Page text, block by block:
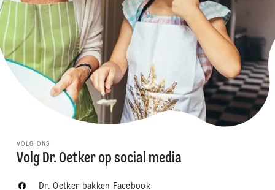
VOLG ONS
Volg Dr. Oetker op social media
Dr. Oetker bakken Facebook